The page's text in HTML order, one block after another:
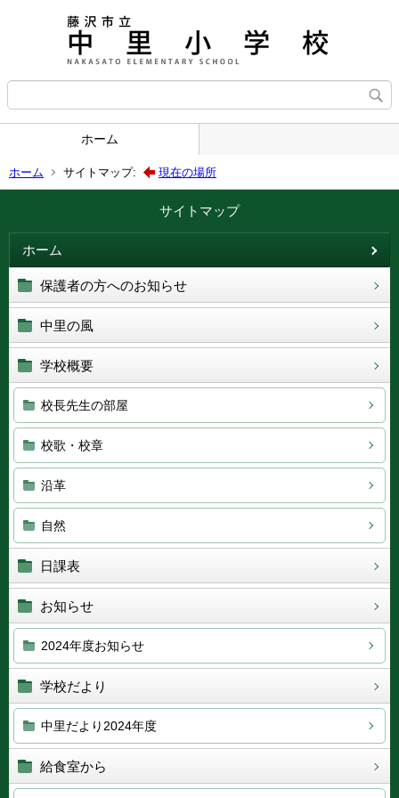
ホーム
ホーム サイトマップ: 現在の場所
サイトマップ
ホーム
保護者の方へのお知らせ
中里の風
学校概要
校長先生の部屋
校歌・校章
沿革
自然
日課表
お知らせ
2024年度お知らせ
学校だより
中里だより2024年度
給食室から